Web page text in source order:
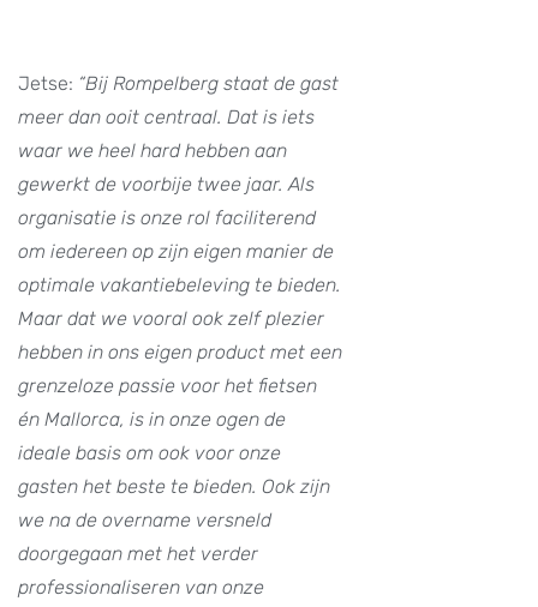
Jetse: “Bij Rompelberg staat de gast
meer dan ooit centraal. Dat is iets
waar we heel hard hebben aan
gewerkt de voorbije twee jaar. Als
organisatie is onze rol faciliterend
om iedereen op zijn eigen manier de
optimale vakantiebeleving te bieden.
Maar dat we vooral ook zelf plezier
hebben in ons eigen product met een
grenzeloze passie voor het fietsen
én Mallorca, is in onze ogen de
ideale basis om ook voor onze
gasten het beste te bieden. Ook zijn
we na de overname versneld
doorgegaan met het verder
professionaliseren van onze